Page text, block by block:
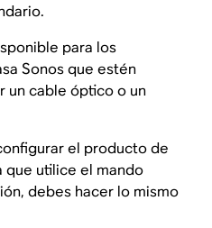
para los
Sonos que estén
un cable óptico o un
el producto de
que utilice el mando
debes hacer lo mismo